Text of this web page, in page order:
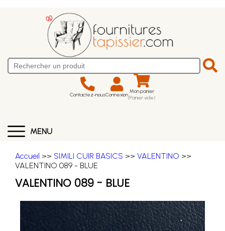
Contactez-nousConnexion Mon panier
(Panier vide)
MENU
Accueil >> SIMILI CUIR BASICS >> VALENTINO >>
VALENTINO 089 - BLUE
VALENTINO 089 - BLUE